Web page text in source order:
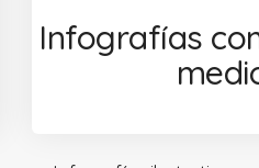
Infografías